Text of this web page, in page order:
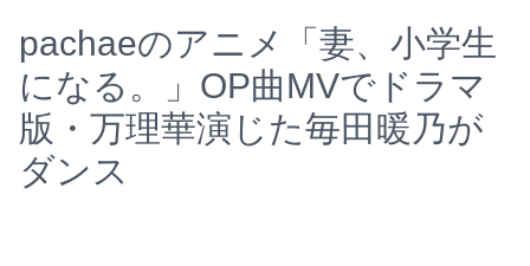
pachaeのアニメ「妻、小学生
になる。」OP曲MVでドラマ
版・万理華演じた毎田暖乃が
ダンス